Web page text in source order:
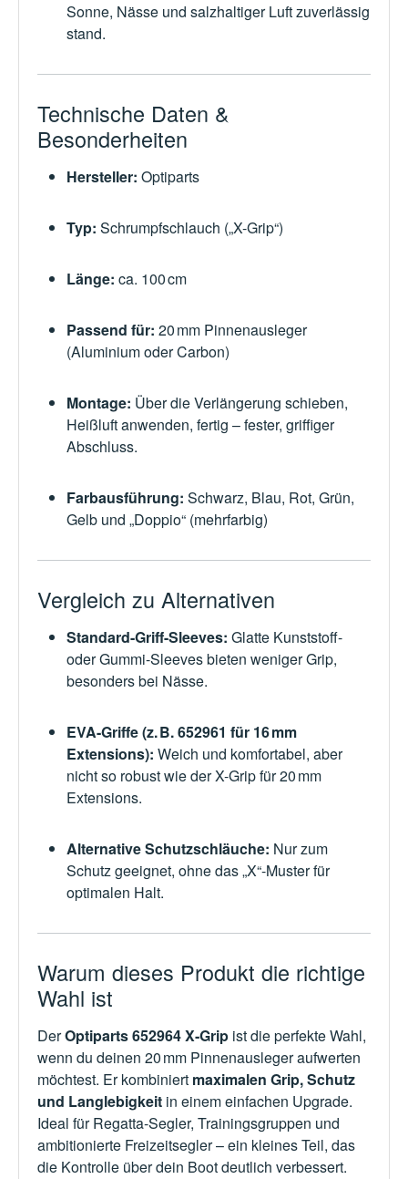
Sonne, Nässe und salzhaltiger Luft zuverlässig
stand.
Technische Daten &
Besonderheiten
Hersteller: Optiparts
Typ: Schrumpfschlauch („X-Grip“)
Länge: ca. 100 cm
Passend für: 20 mm Pinnenausleger
(Aluminium oder Carbon)
Montage: Über die Verlängerung schieben,
Heißluft anwenden, fertig – fester, griffiger
Abschluss.
Farbausführung: Schwarz, Blau, Rot, Grün,
Gelb und „Doppio“ (mehrfarbig)
Vergleich zu Alternativen
Standard-Griff-Sleeves: Glatte Kunststoff-
oder Gummi-Sleeves bieten weniger Grip,
besonders bei Nässe.
EVA-Griffe (z. B. 652961 für 16 mm
Extensions): Weich und komfortabel, aber
nicht so robust wie der X-Grip für 20 mm
Extensions.
Alternative Schutzschläuche: Nur zum
Schutz geeignet, ohne das „X“-Muster für
optimalen Halt.
Warum dieses Produkt die richtige
Wahl ist
DerOptiparts 652964 X‑Grip ist die perfekte Wahl,
wenn du deinen 20 mm Pinnenausleger aufwerten
möchtest. Er kombiniert maximalen Grip, Schutz
und Langlebigkeit in einem einfachen Upgrade.
Ideal für Regatta‑Segler, Trainingsgruppen und
ambitionierte Freizeitsegler – ein kleines Teil, das
die Kontrolle über dein Boot deutlich verbessert.